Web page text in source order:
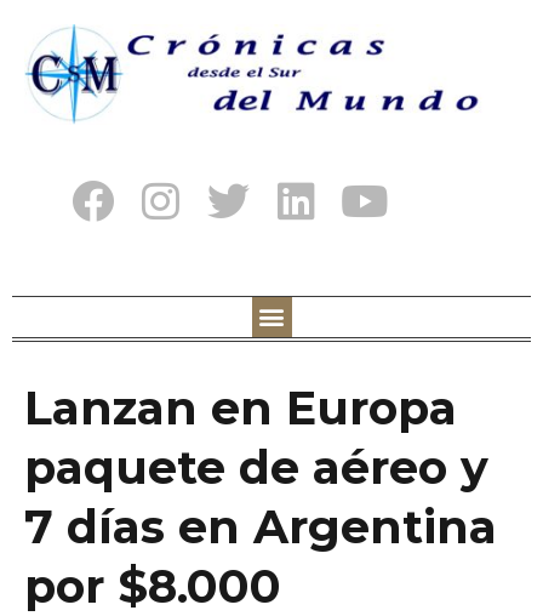
Lanzan en Europa
paquete de aéreo y
7 días en Argentina
por $8.000